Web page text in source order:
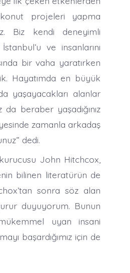
projeleri yapma
Biz kendi deneyimli
ve insanlarını
bir vaha yaratırken
Hayatımda en büyük
yaşayacakları alanlar
beraber yaşadığınız
zamanla arkadaş
dedi.
John Hitchcox,
bilinen literatürün de
sonra söz alan
duyuyorum. Bunun
uyan insani
başardığımız için de